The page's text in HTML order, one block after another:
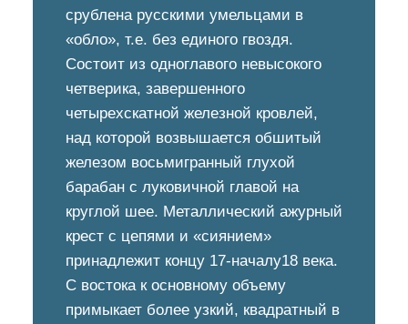
срублена русскими умельцами в
«обло», т.е. без единого гвоздя.
Состоит из одноглавого невысокого
четверика, завершенного
четырехскатной железной кровлей,
над которой возвышается обшитый
железом восьмигранный глухой
барабан с луковичной главой на
круглой шее. Металлический ажурный
крест с цепями и «сиянием»
принадлежит концу 17-началу18 века.
С востока к основному объему
примыкает более узкий, квадратный в